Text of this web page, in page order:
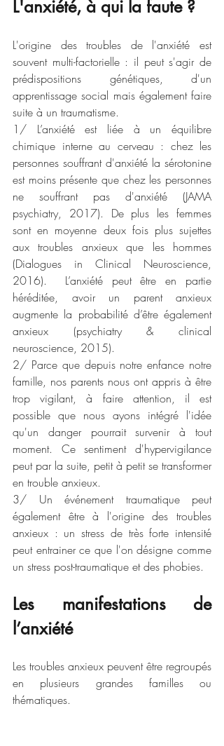
L'anxiété, à qui la faute ?
L'origine des troubles de l'anxiété est
souvent multi-factorielle : il peut s'agir de
prédispositions génétiques, d'un
apprentissage social mais également faire
suite à un traumatisme.
1/ L’anxiété est liée à un équilibre
chimique interne au cerveau : chez les
personnes souffrant d'anxiété la sérotonine
est moins présente que chez les personnes
ne souffrant pas d'anxiété (JAMA
psychiatry, 2017). De plus les femmes
sont en moyenne deux fois plus sujettes
aux troubles anxieux que les hommes
(Dialogues in Clinical Neuroscience,
2016).  L’anxiété peut être en partie
héréditée, avoir un parent anxieux
augmente la probabilité d’être également
anxieux (psychiatry & clinical
neuroscience, 2015).
2/ Parce que depuis notre enfance notre
famille, nos parents nous ont appris à être
trop vigilant, à faire attention, il est
possible que nous ayons intégré l'idée
qu'un danger pourrait survenir à tout
moment. Ce sentiment d'hypervigilance
peut par la suite, petit à petit se transformer
en trouble anxieux.
3/ Un événement traumatique peut
également être à l'origine des troubles
anxieux : un stress de très forte intensité
peut entrainer ce que l'on désigne comme
un stress post-traumatique et des phobies.
Les manifestations de
l’anxiété
Les troubles anxieux peuvent être regroupés
en plusieurs grandes familles ou
thématiques.